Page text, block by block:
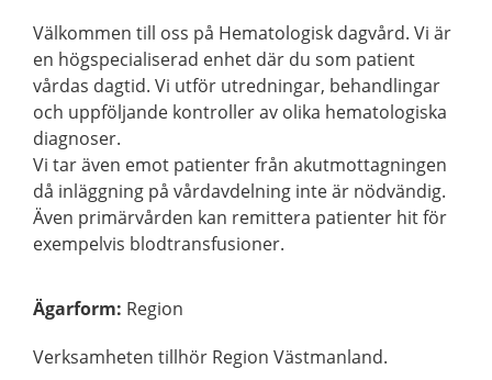
Välkommen till oss på Hematologisk dagvård. Vi är
en högspecialiserad enhet där du som patient
vårdas dagtid. Vi utför utredningar, behandlingar
och uppföljande kontroller av olika hematologiska
diagnoser.
Vi tar även emot patienter från akutmottagningen
då inläggning på vårdavdelning inte är nödvändig.
Även primärvården kan remittera patienter hit för
exempelvis blodtransfusioner.
Ägarform: Region
Verksamheten tillhör Region Västmanland.